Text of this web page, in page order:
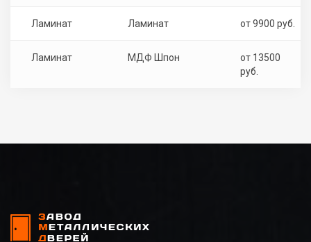
Ламинат Ламинат от 9900 руб.
Ламинат МДФ Шпон
от 13500
руб.